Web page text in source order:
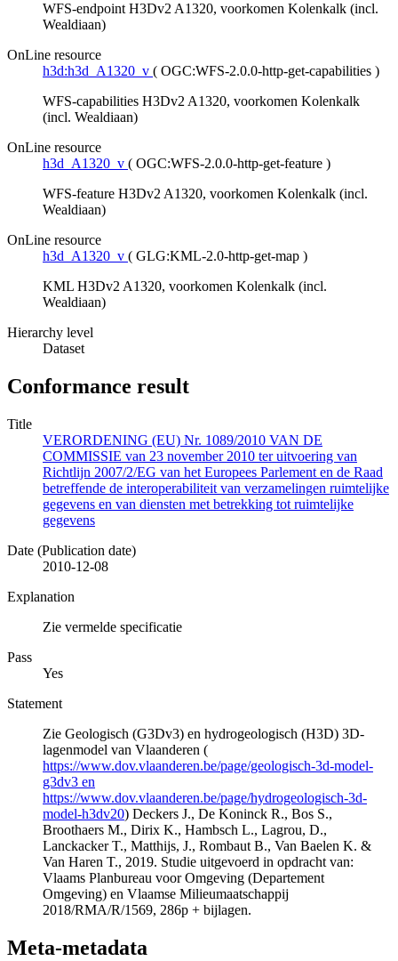
WFS-endpoint H3Dv2 A1320, voorkomen Kolenkalk (incl.
Wealdiaan)
OnLine resource
h3d:h3d_A1320_v ( OGC:WFS-2.0.0-http-get-capabilities )
WFS-capabilities H3Dv2 A1320, voorkomen Kolenkalk
(incl. Wealdiaan)
OnLine resource
h3d_A1320_v ( OGC:WFS-2.0.0-http-get-feature )
WFS-feature H3Dv2 A1320, voorkomen Kolenkalk (incl.
Wealdiaan)
OnLine resource
h3d_A1320_v ( GLG:KML-2.0-http-get-map )
KML H3Dv2 A1320, voorkomen Kolenkalk (incl.
Wealdiaan)
Hierarchy level
Dataset
Conformance result
Title
VERORDENING (EU) Nr. 1089/2010 VAN DE
COMMISSIE van 23 november 2010 ter uitvoering van
Richtlijn 2007/2/EG van het Europees Parlement en de Raad
betreffende de interoperabiliteit van verzamelingen ruimtelijke
gegevens en van diensten met betrekking tot ruimtelijke
gegevens
Date (Publication date)
2010-12-08
Explanation
Zie vermelde specificatie
Pass
Yes
Statement
Zie Geologisch (G3Dv3) en hydrogeologisch (H3D) 3D-
lagenmodel van Vlaanderen (
https://www.dov.vlaanderen.be/page/geologisch-3d-model-
g3dv3 en
https://www.dov.vlaanderen.be/page/hydrogeologisch-3d-
model-h3dv20) Deckers J., De Koninck R., Bos S.,
Broothaers M., Dirix K., Hambsch L., Lagrou, D.,
Lanckacker T., Matthijs, J., Rombaut B., Van Baelen K. &
Van Haren T., 2019. Studie uitgevoerd in opdracht van:
Vlaams Planbureau voor Omgeving (Departement
Omgeving) en Vlaamse Milieumaatschappij
2018/RMA/R/1569, 286p + bijlagen.
Meta-metadata